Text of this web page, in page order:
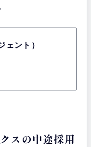
ェント）
スの中途採用